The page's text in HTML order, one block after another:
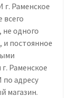
Раменское
всего
одного
и постоянное
Раменское
адресу
магазин.